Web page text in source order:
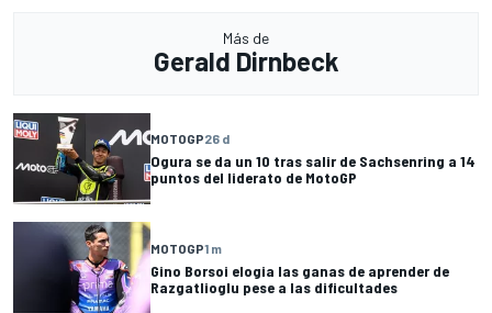
Más de
Gerald Dirnbeck
MOTOGP26 d
Ogura se da un 10 tras salir de Sachsenring a 14
puntos del liderato de MotoGP
MOTOGP1 m
Gino Borsoi elogia las ganas de aprender de
Razgatlioglu pese a las dificultades